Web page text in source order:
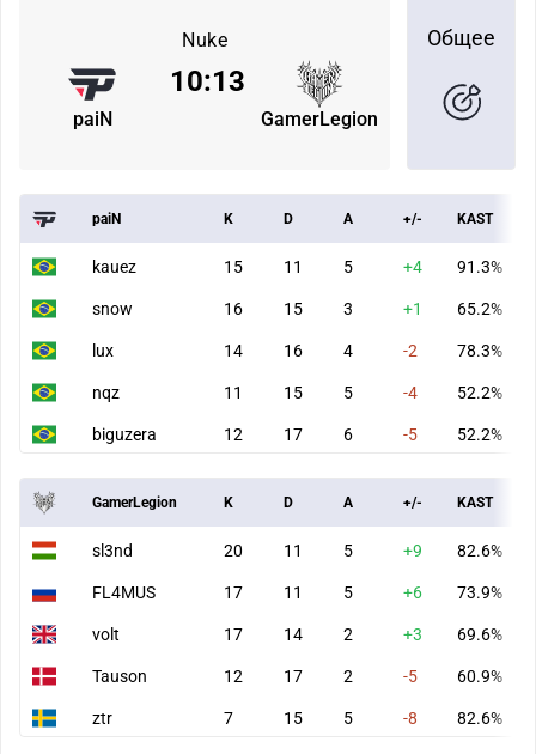
Nuke
paiN GamerLegion
10:13
Общее
paiN K D A +/- KAST
kauez 15 11 5 +4 91.3%
snow 16 15 3 +1 65.2%
lux 14 16 4 -2 78.3%
nqz 11 15 5 -4 52.2%
biguzera 12 17 6 -5 52.2%
GamerLegion K D A +/- KAST
sl3nd 20 11 5 +9 82.6%
FL4MUS 17 11 5 +6 73.9%
volt 17 14 2 +3 69.6%
Tauson 12 17 2 -5 60.9%
ztr 7 15 5 -8 82.6%